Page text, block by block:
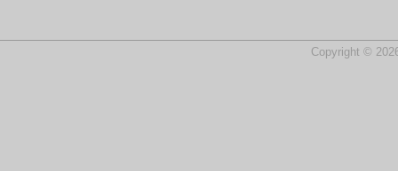
Copyright ©